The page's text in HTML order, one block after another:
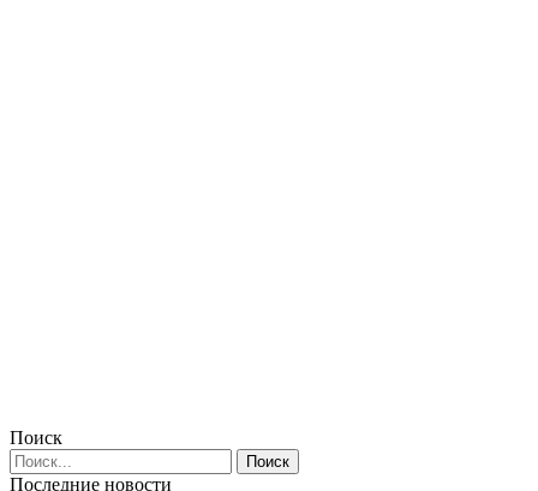
Поиск
Последние новости